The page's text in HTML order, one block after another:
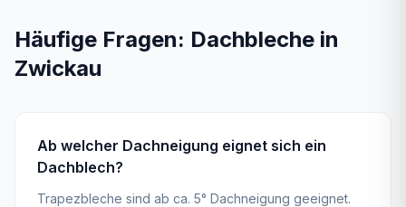
Häufige Fragen: Dachbleche in
Zwickau
Ab welcher Dachneigung eignet sich ein
Dachblech?
Trapezbleche sind ab ca. 5° Dachneigung geeignet.